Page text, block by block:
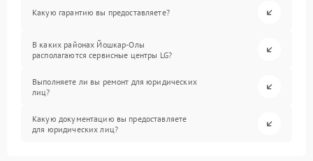
Какую гарантию вы предоставляете?
В каких районах Йошкар-Олы
располагаются сервисные центры LG?
Выполняете ли вы ремонт для юридических
лиц?
Какую документацию вы предоставляете
для юридических лиц?